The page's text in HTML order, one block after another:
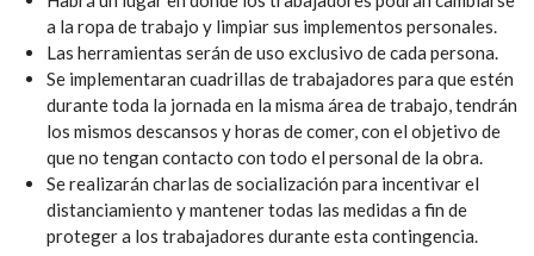
a la ropa de trabajo y limpiar sus implementos personales.
Las herramientas serán de uso exclusivo de cada persona.
Se implementaran cuadrillas de trabajadores para que estén
durante toda la jornada en la misma área de trabajo, tendrán
los mismos descansos y horas de comer, con el objetivo de
que no tengan contacto con todo el personal de la obra.
Se realizarán charlas de socialización para incentivar el
distanciamiento y mantener todas las medidas a fin de
proteger a los trabajadores durante esta contingencia.